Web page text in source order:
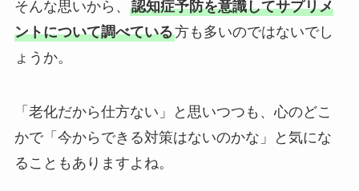
そんな思いから、 認知症予防を意識してサプリメ
ントについて調べている方も多いのではないでし
ょうか。
「老化だから仕方ない」と思いつつも、心のどこ
かで「今からできる対策はないのかな」と気にな
ることもありますよね。